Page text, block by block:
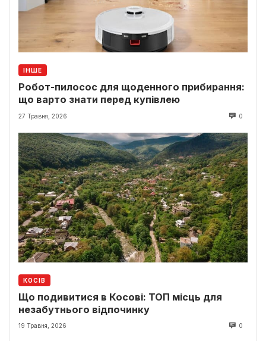
ІНШЕ
Робот-пилосос для щоденного прибирання:
що варто знати перед купівлею
27 Травня, 2026 0
КОСІВ
Що подивитися в Косові: ТОП місць для
незабутнього відпочинку
19 Травня, 2026 0